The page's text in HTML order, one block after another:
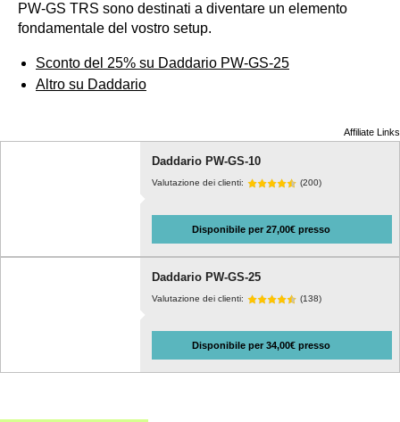
PW-GS TRS sono destinati a diventare un elemento
fondamentale del vostro setup.
Sconto del 25% su Daddario PW-GS-25
Altro su Daddario
Affiliate Links
Daddario PW-GS-10
Valutazione dei clienti: (200)
Disponibile per 27,00€ presso
Daddario PW-GS-25
Valutazione dei clienti: (138)
Disponibile per 34,00€ presso